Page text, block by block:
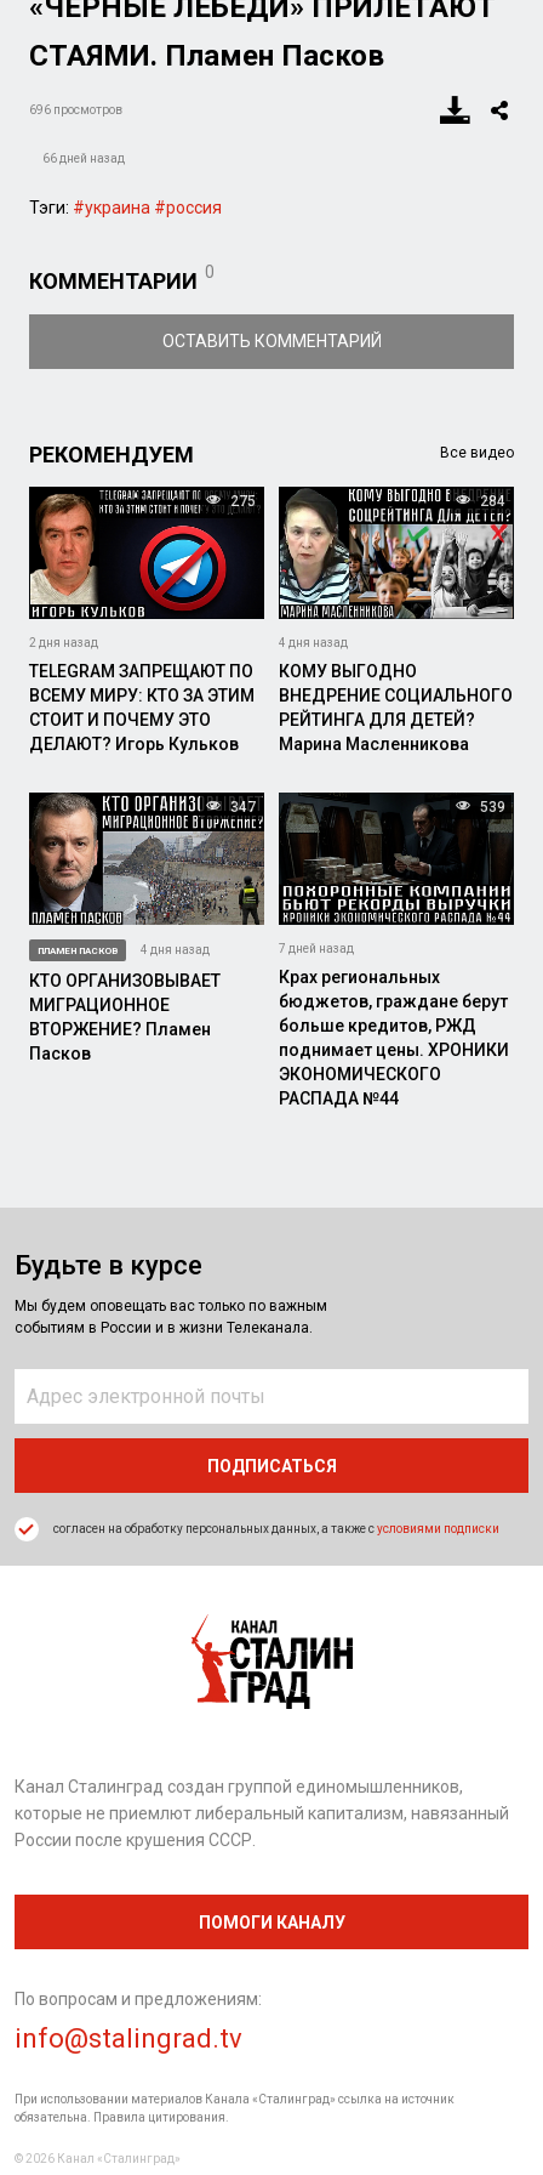
«ЧЁРНЫЕ ЛЕБЕДИ» ПРИЛЕТАЮТ
СТАЯМИ. Пламен Пасков
696 просмотров
66 дней назад
Тэги: #украина #россия
КОММЕНТАРИИ 0
ОСТАВИТЬ КОММЕНТАРИЙ
РЕКОМЕНДУЕМ Все видео
275
2 дня назад
TELEGRAM ЗАПРЕЩАЮТ ПО
ВСЕМУ МИРУ: КТО ЗА ЭТИМ
СТОИТ И ПОЧЕМУ ЭТО
ДЕЛАЮТ? Игорь Кульков
284
4 дня назад
КОМУ ВЫГОДНО
ВНЕДРЕНИЕ СОЦИАЛЬНОГО
РЕЙТИНГА ДЛЯ ДЕТЕЙ?
Марина Масленникова
347
ПЛАМЕН ПАСКОВ 4 дня назад
КТО ОРГАНИЗОВЫВАЕТ
МИГРАЦИОННОЕ
ВТОРЖЕНИЕ? Пламен
Пасков
539
7 дней назад
Крах региональных
бюджетов, граждане берут
больше кредитов, РЖД
поднимает цены. ХРОНИКИ
ЭКОНОМИЧЕСКОГО
РАСПАДА №44
Будьте в курсе
Мы будем оповещать вас только по важным
событиям в России и в жизни Телеканала.
согласен на обработку персональных данных, а также сусловиями подписки
Канал Сталинград создан группой единомышленников,
которые не приемлют либеральный капитализм, навязанный
России после крушения СССР.
ПОМОГИ КАНАЛУ
По вопросам и предложениям:
info@stalingrad.tv
При использовании материалов Канала «Сталинград» ссылка на источник
обязательна. Правила цитирования.
© 2026 Канал «Сталинград»